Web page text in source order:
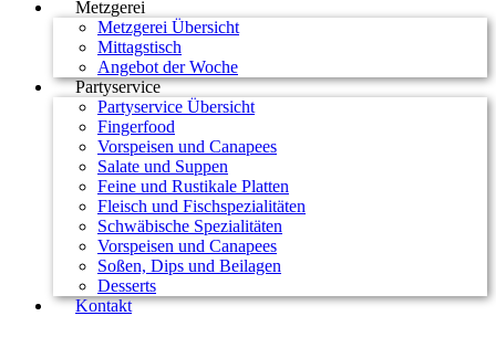
Metzgerei
Metzgerei Übersicht
Mittagstisch
Angebot der Woche
Partyservice
Partyservice Übersicht
Fingerfood
Vorspeisen und Canapees
Salate und Suppen
Feine und Rustikale Platten
Fleisch und Fischspezialitäten
Schwäbische Spezialitäten
Vorspeisen und Canapees
Soßen, Dips und Beilagen
Desserts
Kontakt